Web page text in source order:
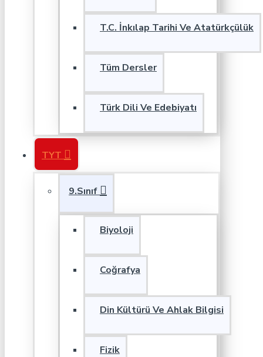
T.C. İnkılap Tarihi Ve Atatürkçülük
Tüm Dersler
Türk Dili Ve Edebiyatı
TYT
9.Sınıf
Biyoloji
Coğrafya
Din Kültürü Ve Ahlak Bilgisi
Fizik